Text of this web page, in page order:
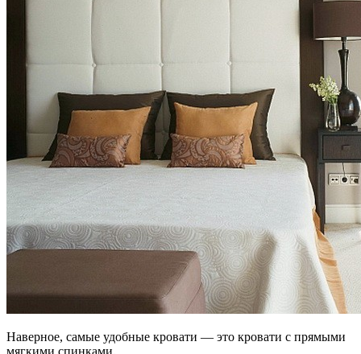
Наверное, самые удобные кровати — это кровати с прямыми
мягкими спинками.